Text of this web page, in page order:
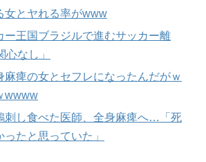
女とヤれる率がwww
ー王国ブラジルで進むサッカー離
なし」
麻痺の女とセフレになったんだがｗ
wwww
刺し食べた医師、全身麻痺へ…「死
たと思っていた」